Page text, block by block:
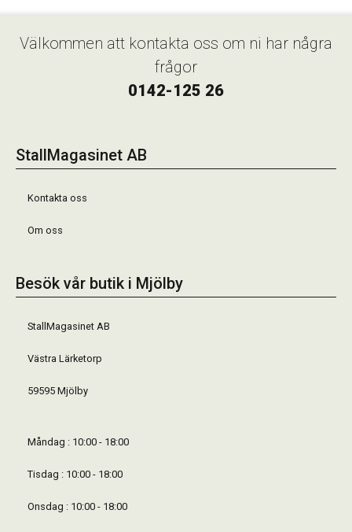
Välkommen att kontakta oss om ni har några
frågor
0142-125 26
StallMagasinet AB
Kontakta oss
Om oss
Besök vår butik i Mjölby
StallMagasinet AB
Västra Lärketorp
59595 Mjölby
Måndag : 10:00 - 18:00
Tisdag : 10:00 - 18:00
Onsdag : 10:00 - 18:00